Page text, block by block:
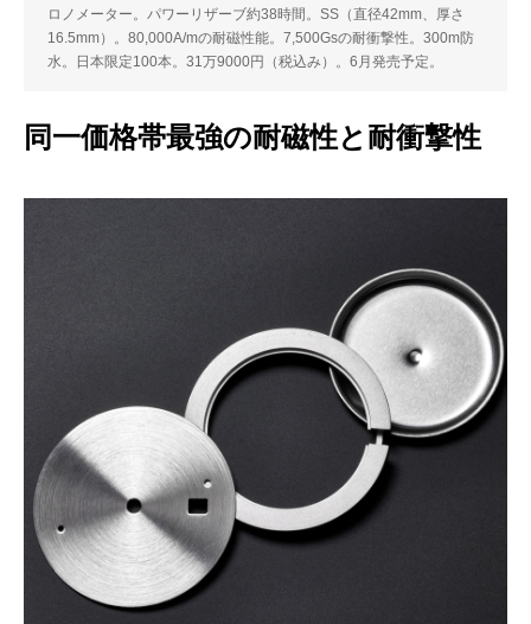
ロノメーター。パワーリザーブ約38時間。SS（直径42mm、厚さ
16.5mm）。80,000A/mの耐磁性能。7,500Gsの耐衝撃性。300m防
水。日本限定100本。31万9000円（税込み）。6月発売予定。
同一価格帯最強の耐磁性と耐衝撃性